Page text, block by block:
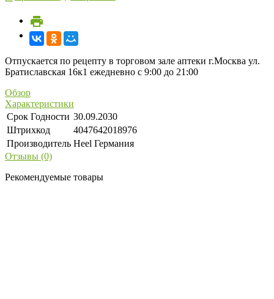
Отпускается по рецепту в торговом зале аптеки г.Москва ул.
Братиславская 16к1 ежедневно с 9:00 до 21:00
Обзор
Характеристики
Срок Годности 30.09.2030
Штрихкод
4047642018976
Производитель Heel Германия
Отзывы (0)
Рекомендуемые товары